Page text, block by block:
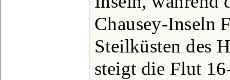
Chausey-Inseln
Steilküsten des
steigt die Flut